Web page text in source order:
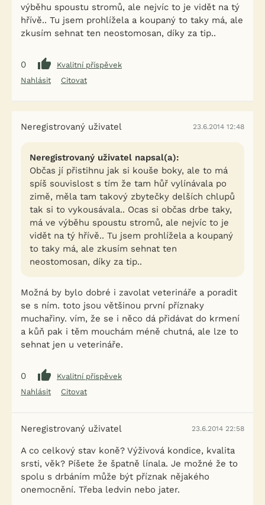
výběhu spoustu stromů, ale nejvíc to je vidět na tý
hřívě.. Tu jsem prohlížela a koupaný to taky má, ale
zkusím sehnat ten neostomosan, díky za tip..
0
Kvalitní příspěvek
Nahlásit
Citovat
Neregistrovaný uživatel 23.6.2014 12:48
Neregistrovaný uživatel napsal(a):
Občas jí přistihnu jak si kouše boky, ale to má
spíš souvislost s tím že tam hůř vylínávala po
zimě, měla tam takový zbytečky delších chlupů
tak si to vykousávala.. Ocas si občas drbe taky,
má ve výběhu spoustu stromů, ale nejvíc to je
vidět na tý hřívě.. Tu jsem prohlížela a koupaný
to taky má, ale zkusím sehnat ten
neostomosan, díky za tip..
Možná by bylo dobré i zavolat veterináře a poradit
se s ním. toto jsou většinou první příznaky
muchařiny. vím, že se i něco dá přidávat do krmení
a kůň pak i těm mouchám méně chutná, ale lze to
sehnat jen u veterináře.
0
Kvalitní příspěvek
Nahlásit
Citovat
Neregistrovaný uživatel 23.6.2014 22:58
A co celkový stav koně? Výživová kondice, kvalita
srsti, věk? Píšete že špatně línala. Je možné že to
spolu s drbáním může být příznak nějakého
onemocnění. Třeba ledvin nebo jater.